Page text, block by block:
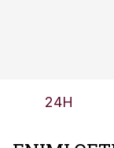
24H